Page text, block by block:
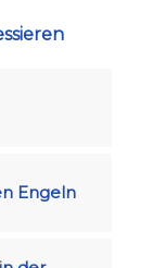
Engeln